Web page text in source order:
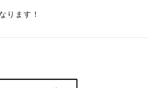
ります！